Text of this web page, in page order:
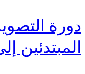
دورة
المبتدئين